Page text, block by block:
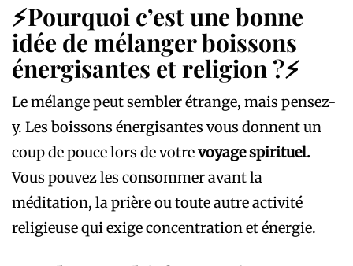
⚡Pourquoi c’est une bonne
idée de mélanger boissons
énergisantes et religion ?⚡
Le mélange peut sembler étrange, mais pensez-
y. Les boissons énergisantes vous donnent un
coup de pouce lors de votrevoyage spirituel.
Vous pouvez les consommer avant la
méditation, la prière ou toute autre activité
religieuse qui exige concentration et énergie.